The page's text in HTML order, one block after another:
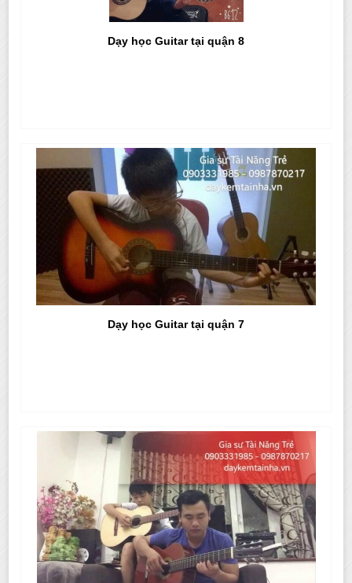
Dạy học Guitar tại quận 8
Dạy học Guitar tại quận 7